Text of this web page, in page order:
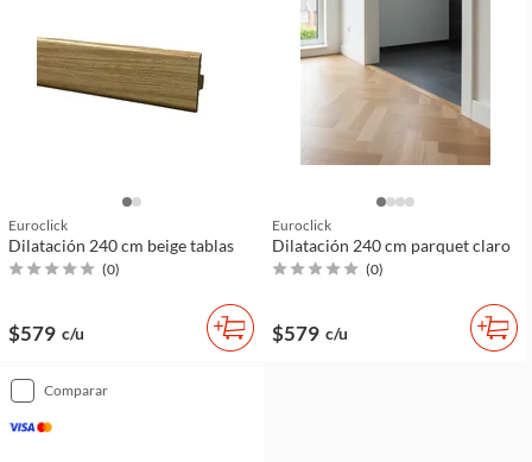
Euroclick
Dilatación 240 cm beige tablas
(0)
$579 c/u
Euroclick
Dilatación 240 cm parquet claro
(0)
$579 c/u
comparar